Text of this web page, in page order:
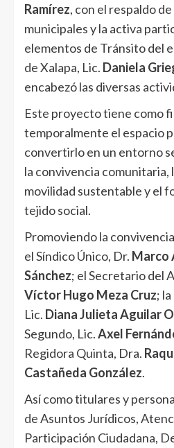
Ramírez, con el respaldo
municipales y la activa
elementos de Tránsito del
de Xalapa, Lic. Daniela
encabezó las diversas
Este proyecto tiene como
temporalmente el espacio
convertirlo en un entorno
la convivencia comunitaria,
movilidad sustentable y el
tejido social.
Promoviendo la
el Síndico Único, Dr. Marco
Sánchez; el Secretario del
Víctor Hugo Meza Cruz;
Lic. Diana Julieta Aguilar
Segundo, Lic.Axel
Regidora Quinta, Dra.
Castañeda González.
Así como titulares y
de Asuntos Jurídicos,
Participación Ciudadana,